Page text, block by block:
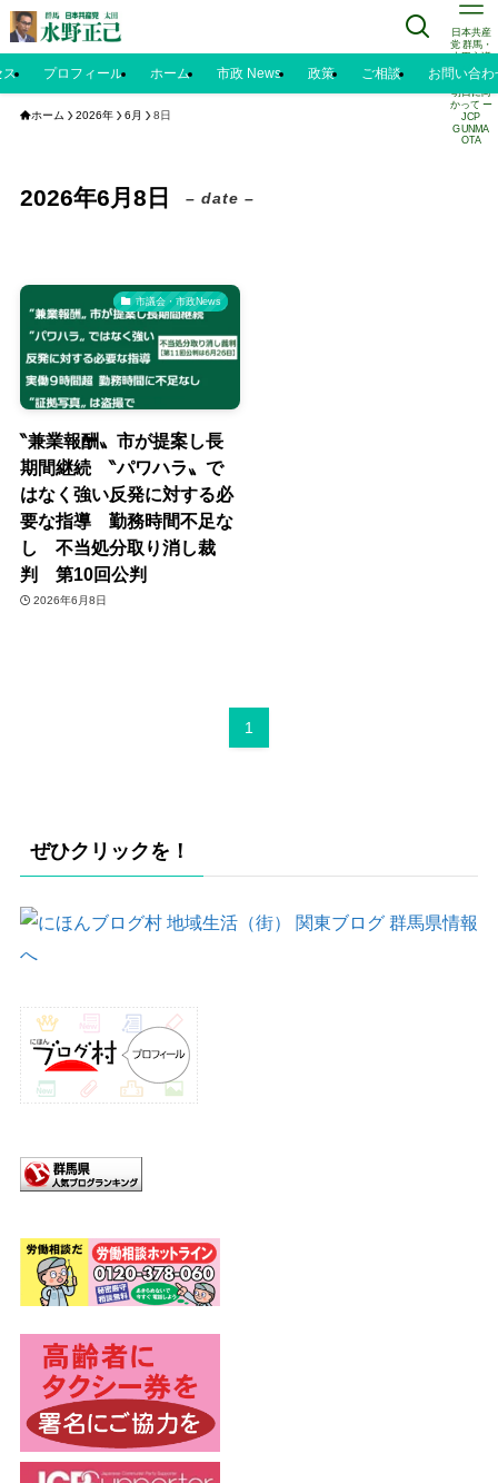
日本共産
党 群馬・
太田市議
水野正己
のブログ |
明日に向
かって ー
JCP
GUNMA
OTA
ス プロフィール ホーム 市政 News 政策 ご相談 お問い合わ
ホーム 2026年 6月 8日
2026年6月8日 – date –
市議会・市政News
‶兼業報酬〟市が提案し長
期間継続 ‶パワハラ〟で
はなく強い反発に対する必
要な指導 勤務時間不足な
し 不当処分取り消し裁
判 第10回公判
2026年6月8日
1
ぜひクリックを！